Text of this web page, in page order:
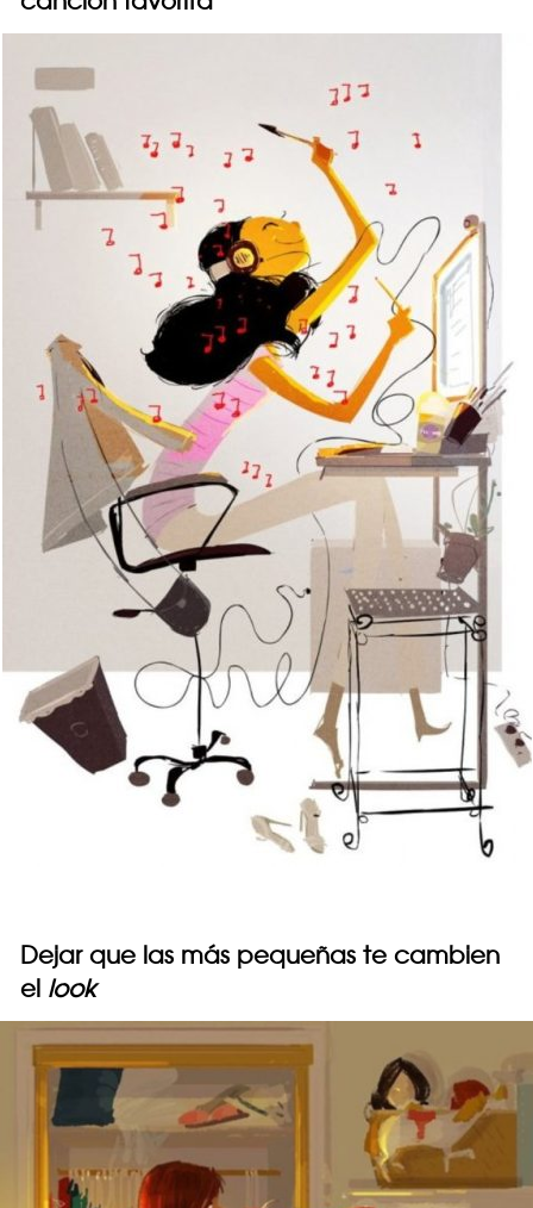
Dejar que las más pequeñas te cambien
el look